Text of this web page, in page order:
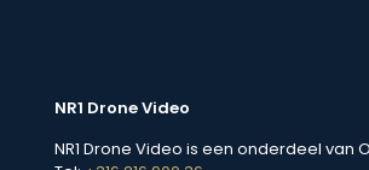
NR1 Drone Video
NR1 Drone Video is een onderdeel van